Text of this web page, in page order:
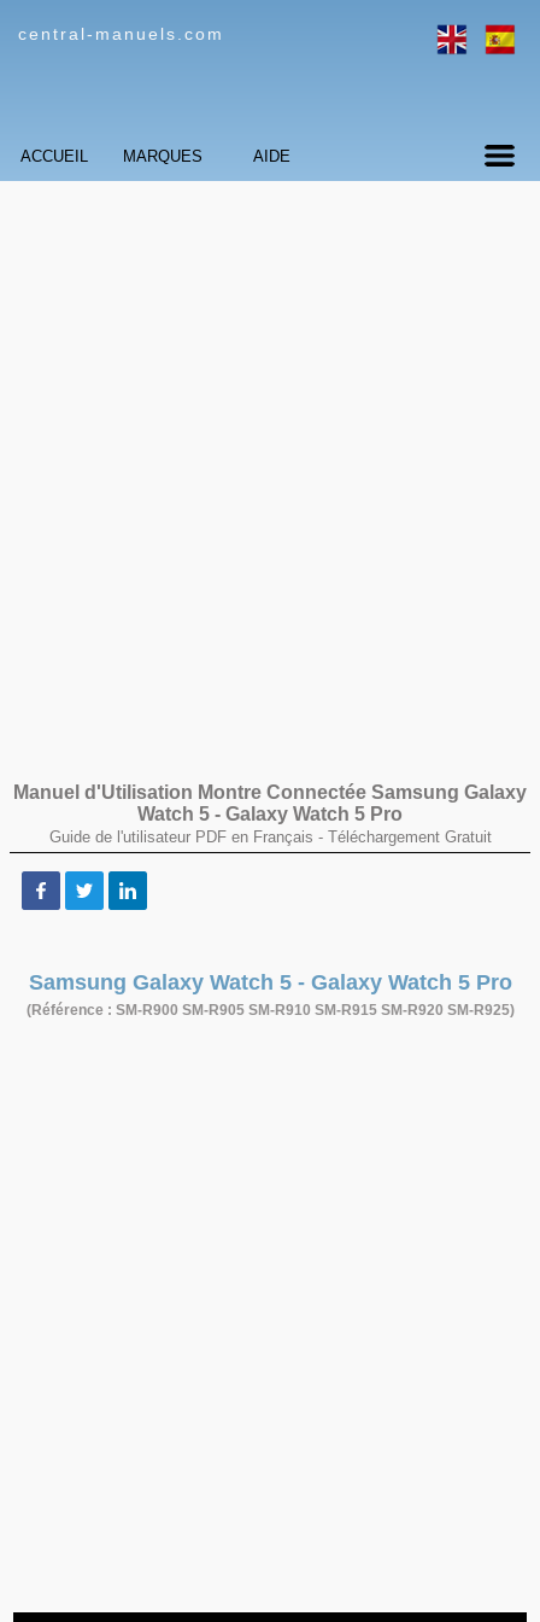
central-manuels.com
ACCUEIL MARQUES AIDE
Manuel d'Utilisation Montre Connectée Samsung Galaxy
Watch 5 - Galaxy Watch 5 Pro
Guide de l'utilisateur PDF en Français - Téléchargement Gratuit
Samsung Galaxy Watch 5 - Galaxy Watch 5 Pro
(Référence : SM-R900 SM-R905 SM-R910 SM-R915 SM-R920 SM-R925)